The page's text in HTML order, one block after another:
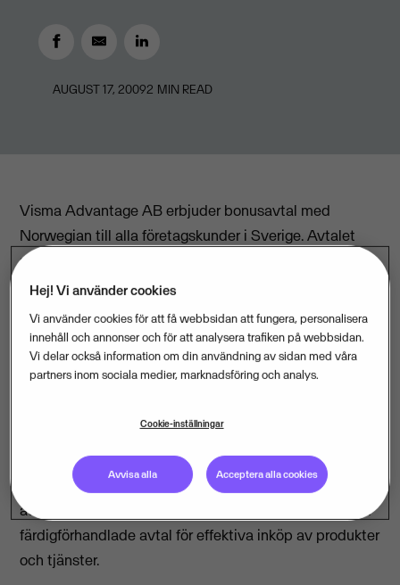
AUGUST 17, 20092 MIN READ
Visma Advantage AB erbjuder bonusavtal med
Norwegian till alla företagskunder i Sverige. Avtalet
som blivit en succé i Norge innebär att kunden via sin
inköpsportal samlar bonus och får kickback på alla
flygresor.
Bonusen räknas på hela Norwegians linjenät och för
alla prisklasser. Företaget får från 4 procent till 8
medlemmar använder.
Visma Advantage erbjuder företag och organisationer
att bli medlemmar i en webbaserad inköpsportal med
färdigförhandlade avtal för effektiva inköp av produkter
och tjänster.
Hej! Vi använder cookies
Vi använder cookies för att få webbsidan att fungera, personalisera
innehåll och annonser och för att analysera trafiken på webbsidan.
Vi delar också information om din användning av sidan med våra
partners inom sociala medier, marknadsföring och analys.
Cookie-inställningar
Avvisa alla Acceptera alla cookies